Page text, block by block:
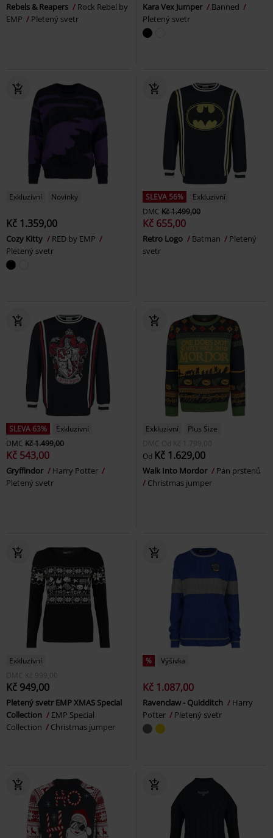
Rebels & Reapers
Rock Rebel by
EMP
Pletený svetr
Kara Vex Jumper
Banned
Pletený svetr
Exkluzivní Novinky
Kč 1.359,00
Cozy Kitty
RED by EMP
Pletený svetr
SLEVA 56%
Exkluzivní
DMC Kč 1.499,00
Kč 655,00
Retro Logo Batman
Pletený
svetr
SLEVA 63%
Exkluzivní
DMC Kč 1.499,00
Kč 543,00
Gryffindor
Harry Potter
Pletený svetr
Exkluzivní
Plus Size
DMC Od Kč 1.799,00
Od Kč 1.629,00
Walk Into Mordor
Pán prstenů
Christmas jumper
Exkluzivní
DMC
Kč 999,00
Kč 949,00
Pletený svetr EMP XMAS Special
Collection
EMP Special
Collection
Christmas jumper
% Výšivka
Kč 1.087,00
Ravenclaw - Quidditch
Harry
Potter
Pletený svetr